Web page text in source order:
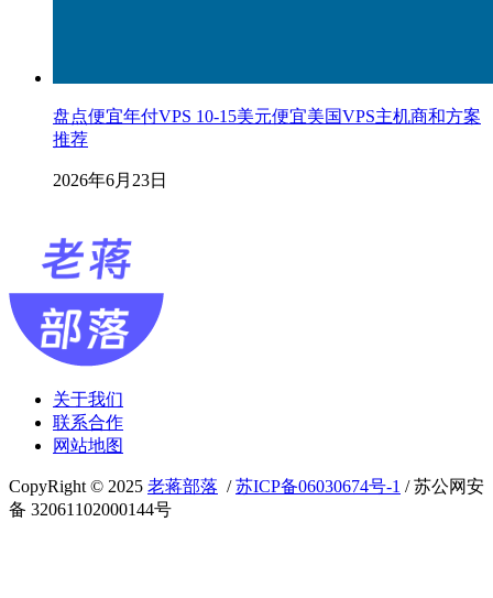
盘点便宜年付VPS 10-15美元便宜美国VPS主机商和方案
推荐
2026年6月23日
关于我们
联系合作
网站地图
CopyRight © 2025 老蒋部落 /苏ICP备06030674号-1 / 苏公网安
备 32061102000144号